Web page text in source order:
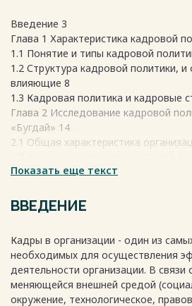
Введение 3
Глава 1 Характеристика кадровой
1.1 Понятие и типы кадровой
1.2 Структура кадровой политики,
влияющие 8
1.3 Кадровая политика и кадровые
Глава 2 Исследование кадровой
«Бугдай» 14
2.1 Общая характеристика
организационной структуры
2.4 Исследование кадровой
Заключение 28
Весь текст будет доступен после
Показать еще текст
ВВЕДЕНИЕ
Кадры в организации - один из
необходимых для осуществления
деятельности организации. В связи
меняющейся внешней средой
окружение, технологическое,